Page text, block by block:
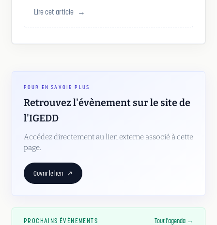
Lire cet article →
POUR EN SAVOIR PLUS
Retrouvez l'évènement sur le site de
l'IGEDD
Accédez directement au lien externe associé à cette
page.
Ouvrir le lien ↗
PROCHAINS ÉVÉNEMENTS Tout l'agenda →